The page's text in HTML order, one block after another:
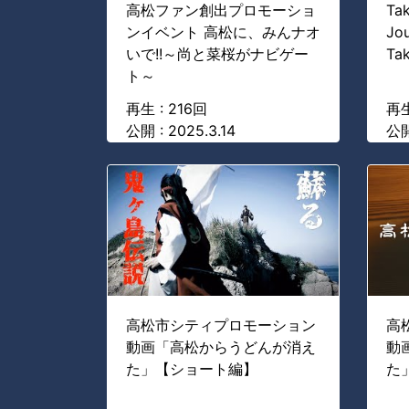
高松ファン創出プロモーショ
ンイベント 高松に、みんナオ
いで!!～尚と菜桜がナビゲー
ト～
再生 : 216回
公開 : 2025.3.14
再
公
高松市シティプロモーション
動画「高松からうどんが消え
た」【ショート編】
高
動
た